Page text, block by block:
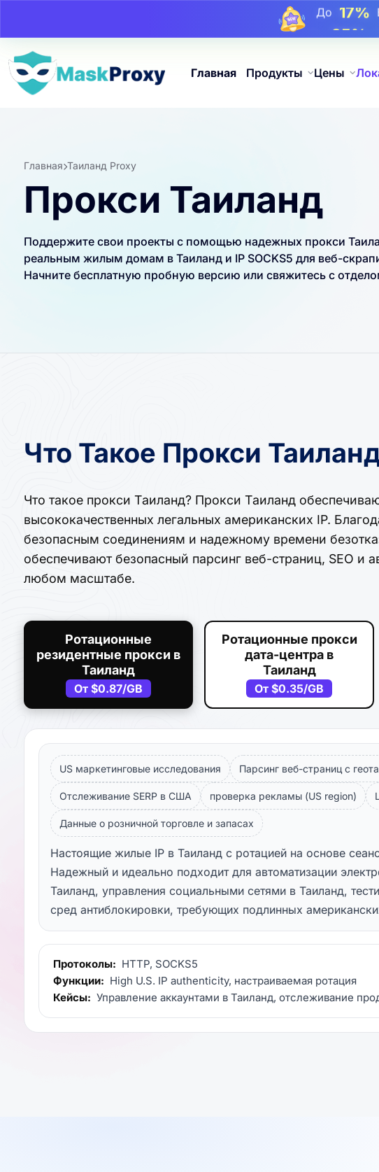
До 17%
До25%
Главная Продукты Цены
Главная Таиланд Proxy
Прокси Таиланд
Поддержите свои проекты с помощью надежных прокси
реальным жилым домам в Таиланд и IP SOCKS5 для веб-
Начните бесплатную пробную версию или свяжитесь с
Что Такое Прокси
Что такое прокси Таиланд? Прокси Таиланд
высококачественных легальных американских IP.
безопасным соединениям и надежному времени
обеспечивают безопасный парсинг веб-страниц, SEO и
любом масштабе.
Ротационные
резидентные прокси в
Таиланд
От$0.87/GB
Ротационные прокси
дата-центра в
Таиланд
От$0.35/GB
US маркетинговые исследования Парсинг веб-страниц с
Отслеживание SERP в США проверка рекламы (US region)
Данные о розничной торговле и запасах
Настоящие жилые IP в Таиланд с ротацией на основе
Надежный и идеально подходит для автоматизации
Таиланд, управления социальными сетями в Таиланд,
сред антиблокировки, требующих подлинных
Протоколы: HTTP, SOCKS5
Функции: High U.S. IP authenticity, настраиваемая ротация
Кейсы: Управление аккаунтами в Таиланд, отслеживание